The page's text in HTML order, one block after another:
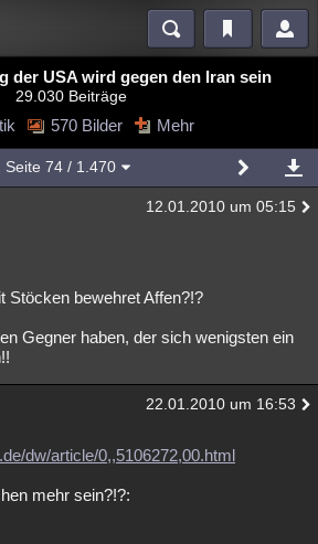
Blogs Videos
Mystery Kriminalfälle
Unterhaltung
Gaming Filme
Allmystery English
der USA wird gegen den Iran sein
29.030 Beiträge
570 Bilder Mehr
Seite 74/ 1.470
12.01.2010 um 05:15
Stöcken bewehret Affen?!?
Gegner haben, der sich wenigsten ein
22.01.2010 um 16:53
dw/article/0,,5106272,00.html
mehr sein?!?: